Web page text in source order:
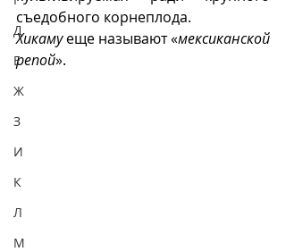
Д
Е
Ж
З
И
К
Л
М
съедобного корнеплода.
Хикаму еще называют «мексиканской
репой».